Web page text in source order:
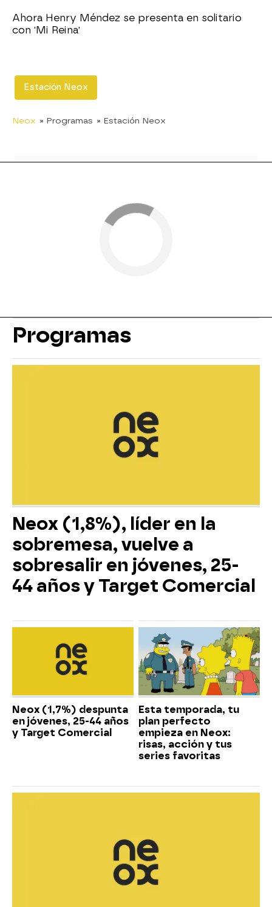
Ahora Henry Méndez se presenta en solitario
con 'Mi Reina'
Estación Neox
Neox » Programas » Estación Neox
Programas
Neox (1,8%), líder en la
sobremesa, vuelve a
sobresalir en jóvenes, 25-
44 años y Target Comercial
Neox (1,7%) despunta
en jóvenes, 25-44 años
y Target Comercial
Esta temporada, tu
plan perfecto
empieza en Neox:
risas, acción y tus
series favoritas